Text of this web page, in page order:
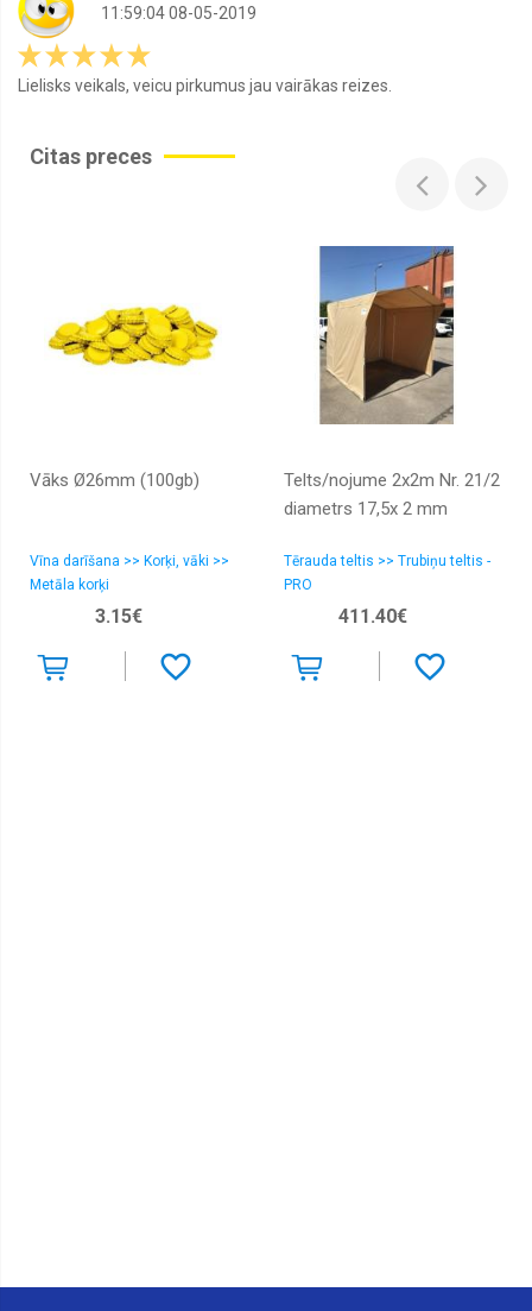
11:59:04 08-05-2019
Lielisks veikals, veicu pirkumus jau vairākas reizes.
Citas preces
Vāks Ø26mm (100gb)
Vīna darīšana >> Korķi, vāki >>
Metāla korķi
3.15€
Telts/nojume 2x2m Nr. 21/2
diametrs 17,5x 2 mm
Tērauda teltis >> Trubiņu teltis -
PRO
411.40€